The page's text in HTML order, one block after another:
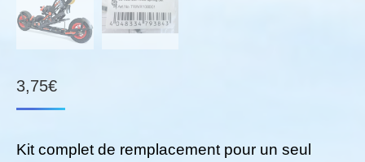
3,75€
Kit complet de remplacement pour un seul